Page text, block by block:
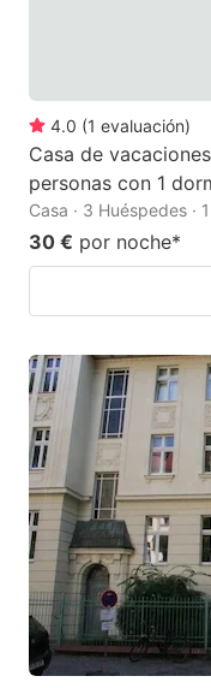
4.0 (1 evaluación)
Casa de
personas con 1
Casa · 3 Huéspedes ·
30 € por noche*